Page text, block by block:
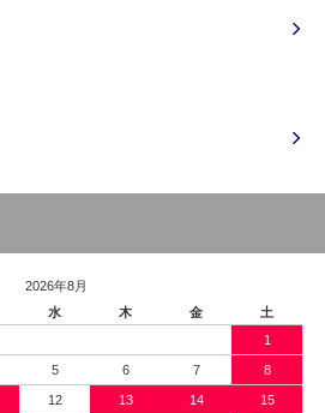
2026年8月
水 木 金
土
1
5 6 7 8
12 13 14 15